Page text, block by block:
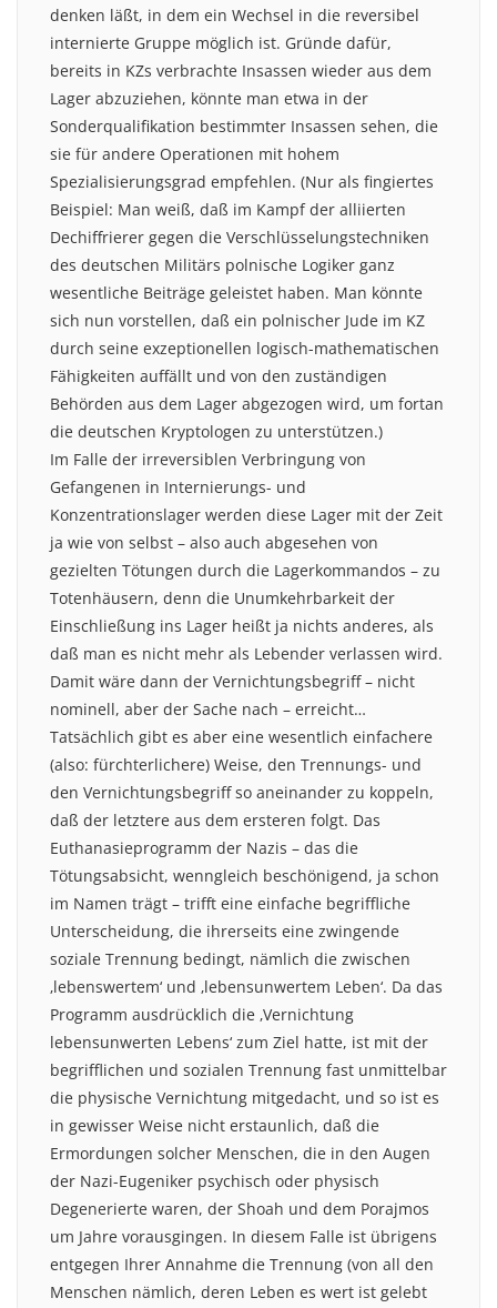
denken läßt, in dem ein Wechsel in die reversibel
internierte Gruppe möglich ist. Gründe dafür,
bereits in KZs verbrachte Insassen wieder aus dem
Lager abzuziehen, könnte man etwa in der
Sonderqualifikation bestimmter Insassen sehen, die
sie für andere Operationen mit hohem
Spezialisierungsgrad empfehlen. (Nur als fingiertes
Beispiel: Man weiß, daß im Kampf der alliierten
Dechiffrierer gegen die Verschlüsselungstechniken
des deutschen Militärs polnische Logiker ganz
wesentliche Beiträge geleistet haben. Man könnte
sich nun vorstellen, daß ein polnischer Jude im KZ
durch seine exzeptionellen logisch-mathematischen
Fähigkeiten auffällt und von den zuständigen
Behörden aus dem Lager abgezogen wird, um fortan
die deutschen Kryptologen zu unterstützen.)
Im Falle der irreversiblen Verbringung von
Gefangenen in Internierungs- und
Konzentrationslager werden diese Lager mit der Zeit
ja wie von selbst – also auch abgesehen von
gezielten Tötungen durch die Lagerkommandos – zu
Totenhäusern, denn die Unumkehrbarkeit der
Einschließung ins Lager heißt ja nichts anderes, als
daß man es nicht mehr als Lebender verlassen wird.
Damit wäre dann der Vernichtungsbegriff – nicht
nominell, aber der Sache nach – erreicht…
Tatsächlich gibt es aber eine wesentlich einfachere
(also: fürchterlichere) Weise, den Trennungs- und
den Vernichtungsbegriff so aneinander zu koppeln,
daß der letztere aus dem ersteren folgt. Das
Euthanasieprogramm der Nazis – das die
Tötungsabsicht, wenngleich beschönigend, ja schon
im Namen trägt – trifft eine einfache begriffliche
Unterscheidung, die ihrerseits eine zwingende
soziale Trennung bedingt, nämlich die zwischen
‚lebenswertem‘ und ‚lebensunwertem Leben‘. Da das
Programm ausdrücklich die ‚Vernichtung
lebensunwerten Lebens‘ zum Ziel hatte, ist mit der
begrifflichen und sozialen Trennung fast unmittelbar
die physische Vernichtung mitgedacht, und so ist es
in gewisser Weise nicht erstaunlich, daß die
Ermordungen solcher Menschen, die in den Augen
der Nazi-Eugeniker psychisch oder physisch
Degenerierte waren, der Shoah und dem Porajmos
um Jahre vorausgingen. In diesem Falle ist übrigens
entgegen Ihrer Annahme die Trennung (von all den
Menschen nämlich, deren Leben es wert ist gelebt